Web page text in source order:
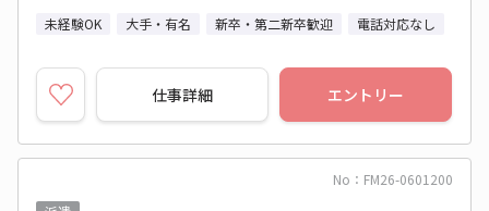
未経験OK 大手・有名 新卒・第二新卒歓迎 電話対応なし
仕事詳細 エントリー
No：FM26-0601200